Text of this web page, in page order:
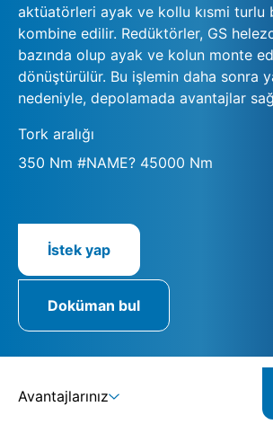
aktüatörleri ayak ve kollu kısmi turlu
kombine edilir. Redüktörler, GS
bazında olup ayak ve kolun monte
dönüştürülür. Bu işlemin daha sonra
nedeniyle, depolamada avantajlar
Tork aralığı
350 Nm #NAME? 45000 Nm
İstek yap
Doküman bul
Avantajlarınız